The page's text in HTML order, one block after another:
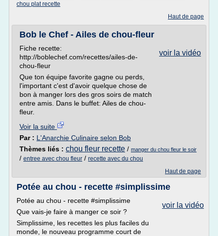
chou plat recette
Haut de page
Bob le Chef - Ailes de chou-fleur
voir la vidéo
Fiche recette:
http://boblechef.com/recettes/ailes-de-
chou-fleur
Que ton équipe favorite gagne ou perds,
l'important c'est d'avoir quelque chose de
bon à manger lors des gros soirs de match
entre amis. Dans le buffet: Ailes de chou-
fleur.
Voir la suite
Par : L'Anarchie Culinaire selon Bob
Thèmes liés : chou fleur recette / manger du chou fleur le soir
/ entree avec chou fleur / recette avec du chou
Haut de page
Potée au chou - recette #simplissime
voir la vidéo
Potée au chou - recette #simplissime
Que vais-je faire à manger ce soir ?
Simplissime, les recettes les plus faciles du
monde, le nouveau programme court de